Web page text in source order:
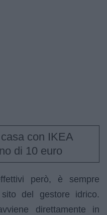
con IKEA
di 10 euro
però, è sempre
del gestore idrico.
direttamente in